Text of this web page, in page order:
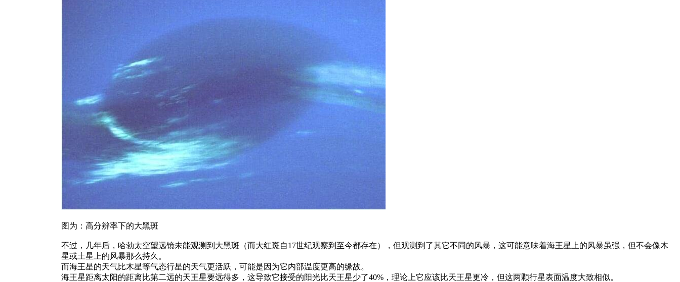
图为：高分辨率下的大黑斑
不过，几年后，哈勃太空望远镜未能观测到大黑斑（而大红斑自17世纪观察到至今都存在），但观测到了其它不同的风暴，这可能意味着海王星上的风暴虽强，但不会像木
星或土星上的风暴那么持久。
而海王星的天气比木星等气态行星的天气更活跃，可能是因为它内部温度更高的缘故。
海王星距离太阳的距离比第二远的天王星要远得多，这导致它接受的阳光比天王星少了40%，理论上它应该比天王星更冷，但这两颗行星表面温度大致相似。